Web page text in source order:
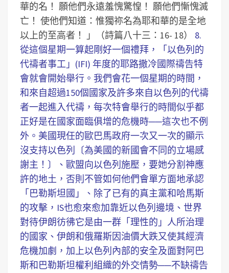
華的名！ 願他們永遠羞愧驚惶！ 願他們慚愧滅
亡！ 使他們知道：惟獨祢名為耶和華的是全地
以上的至高者！ 」（詩篇八十三：16- 18）
8.
從這個星期一算起剛好一個禮拜，「以色列的
代禱者事工」(IFI) 年度的耶路撒冷國際禱告特
會就會開始舉行。我們會花一個星期的時間，
和來自超過150個國家及許多來自以色列的代禱
者一起進入代禱，每次特會舉行的時間似乎都
正好是在國家面臨俱增的危機時──這次也不例
外。美國現任的歐巴馬政府一次又一次的顯示
沒支持以色列〔為美國的新國會不同的立場感
謝主！〕、歐盟向以色列施壓，要她分割神應
許的地土，否則不管如何他們會單方面地承認
「巴勒斯坦國」、除了已有的真主黨和哈馬斯
的攻擊，IS也愈來愈加靠近以色列邊境、世界
對待伊朗彷彿它是由一群「理性的」人所治理
的國家、伊朗和俄羅斯因油價大跌又使其經濟
危機加劇，加上以色列內部的安全及面對阿巴
斯和巴勒斯坦權利組織的外交情勢──不缺禱告